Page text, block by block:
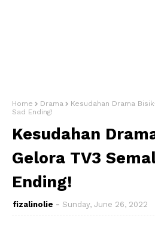
Home Drama
Kesudahan Drama
Sad Ending!
Kesudahan
Gelora TV3
Ending!
fizalinolie Sunday, June 26, 2022